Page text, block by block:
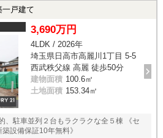
一戸建て
3,690万円
4LDK / 2026年
埼玉県日高市高麗川1丁目 5-5
西武秩父線 高麗 徒歩50分
建物面積 100.6㎡
土地面積 153.34㎡
、駐車並列２台もラクラクな全５棟 《セ
設備保証10年無料》